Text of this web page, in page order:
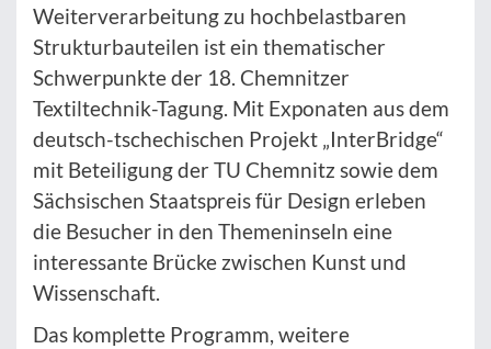
Weiterverarbeitung zu hochbelastbaren
Strukturbauteilen ist ein thematischer
Schwerpunkte der 18. Chemnitzer
Textiltechnik-Tagung. Mit Exponaten aus dem
deutsch-tschechischen Projekt „InterBridge“
mit Beteiligung der TU Chemnitz sowie dem
Sächsischen Staatspreis für Design erleben
die Besucher in den Themeninseln eine
interessante Brücke zwischen Kunst und
Wissenschaft.
Das komplette Programm, weitere